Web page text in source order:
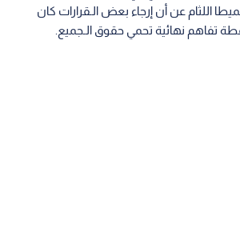
اللثام عن أن إرجاء بعض الـقرارات كان
تفاهم نهائية تحمي حقوق الـجميع.